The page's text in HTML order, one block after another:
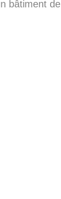
bâtiment de